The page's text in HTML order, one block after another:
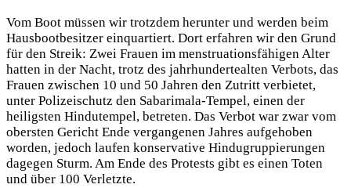
Vom Boot müssen wir trotzdem herunter und werden beim
Hausbootbesitzer einquartiert. Dort erfahren wir den Grund
für den Streik: Zwei Frauen im menstruationsfähigen Alter
hatten in der Nacht, trotz des jahrhundertealten Verbots, das
Frauen zwischen 10 und 50 Jahren den Zutritt verbietet,
unter Polizeischutz den Sabarimala-Tempel, einen der
heiligsten Hindutempel, betreten. Das Verbot war zwar vom
obersten Gericht Ende vergangenen Jahres aufgehoben
worden, jedoch laufen konservative Hindugruppierungen
dagegen Sturm. Am Ende des Protests gibt es einen Toten
und über 100 Verletzte.